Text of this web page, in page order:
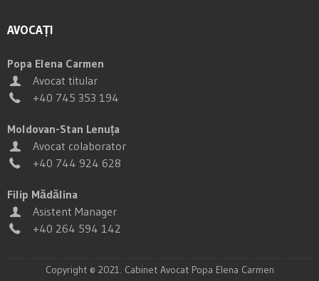
AVOCAȚI
Popa Elena Carmen
Avocat titular
+40 745 353 194
Moldovan-Stan Lenuța
Avocat colaborator
+40 744 924 628
Filip Mădălina
Asistent Manager
+40 264 594 142
Copyright © 2021. Cabinet Avocat Popa Elena Carmen